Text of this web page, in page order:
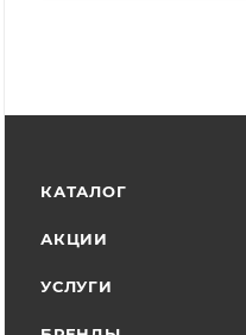
КАТАЛОГ
АКЦИИ
УСЛУГИ